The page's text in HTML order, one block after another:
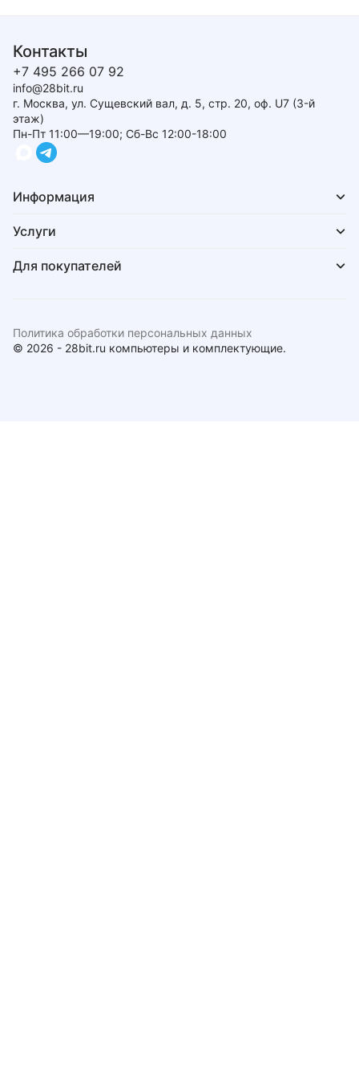
Контакты
+7 495 266 07 92
info@28bit.ru
г. Москва, ул. Сущевский вал, д. 5, стр. 20, оф. U7 (3-й
этаж)
Пн-Пт 11:00—19:00; Сб-Вс 12:00-18:00
Информация
Услуги
Для покупателей
© 2026 - 28bit.ru компьютеры и комплектующие.
Политика обработки персональных данных